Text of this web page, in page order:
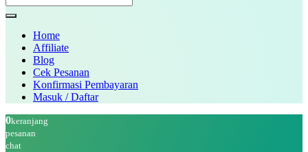
Home
Affiliate
Blog
Cek Pesanan
Konfirmasi Pembayaran
Masuk / Daftar
0keranjang
pesanan
chat